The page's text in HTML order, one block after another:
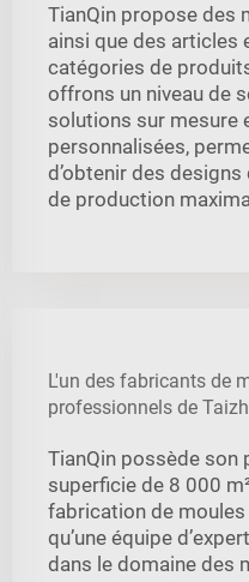
TianQin propose des
ainsi que des articles
catégories de
offrons un niveau de
solutions sur mesure
personnalisées,
d’obtenir des
de production
L'un des fabricants de
professionnels de
TianQin possède son
superficie de 8 000
fabrication de moules
qu’une équipe
dans le domaine des